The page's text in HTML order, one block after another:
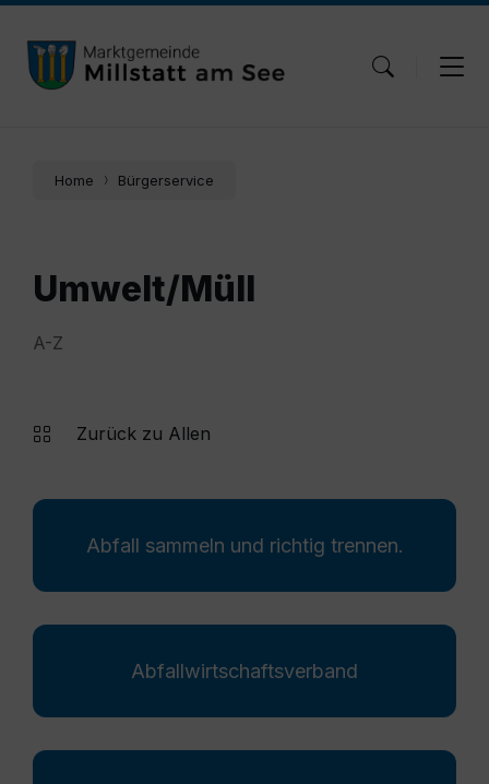
Skip
content
Skip
main
navigation
Skip
footer
Home Bürgerservice
Umwelt/Müll
A-Z
Zurück zu Allen
Abfall sammeln und richtig trennen.
Abfallwirtschaftsverband